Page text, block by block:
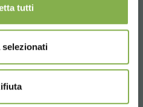
tutti
selezionati
савойская капуста,
редис, руккола, горчица и
тыква
киноа.